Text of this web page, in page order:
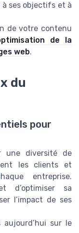
ses objectifs et à
de votre contenu
de la
web.
du
pour
une diversité de
les clients et
entreprise.
d’optimiser sa
l’impact de ses
sur le